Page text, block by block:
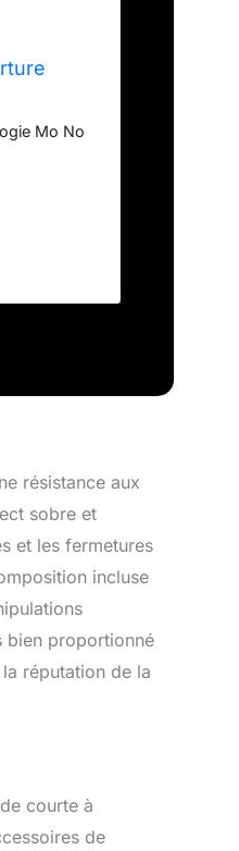
Mo No
résistance aux
sobre et
et les fermetures
incluse
bien proportionné
réputation de la
courte à
de